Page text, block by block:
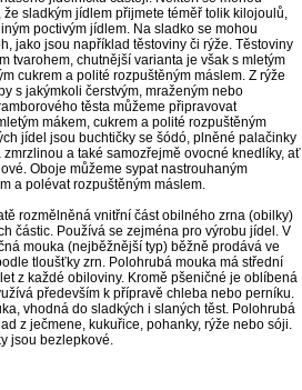
sladkým jídlem přijmete téměř tolik kilojoulů,
poctivým jídlem. Na sladko se mohou
jako jsou například těstoviny či rýže. Těstoviny
tvarohem, chutnější varianta je však s mletým
cukrem a polité rozpuštěným máslem. Z rýže
s jakýmkoli čerstvým, mraženým nebo
těsta můžeme připravovat
mákem, cukrem a polité rozpuštěným
jídel jsou buchtičky se šódó, plněné palačinky
a také samozřejmě ovocné knedlíky, ať
Oboje můžeme sypat nastrouhaným
a polévat rozpuštěným máslem.
rozmělněná vnitřní část obilného zrna (obilky)
částic. Používá se zejména pro výrobu jídel. V
mouka (nejběžnější typ) běžně prodává ve
tloušťky zrn. Polohrubá mouka má střední
z každé obiloviny. Kromě pšeničné je oblíbená
především k přípravě chleba nebo perníku.
vhodná do sladkých i slaných těst. Polohrubá
z ječmene, kukuřice, pohanky, rýže nebo sóji.
jsou bezlepkové.